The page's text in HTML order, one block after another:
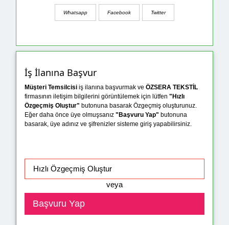
Whatsapp Facebook Twitter
İş İlanına Başvur
Müşteri Temsilcisi iş ilanına başvurmak ve ÖZSERA TEKSTİL
firmasının iletişim bilgilerini görüntülemek için lütfen "Hızlı
Özgeçmiş Oluştur" butonuna basarak Özgeçmiş oluşturunuz.
Eğer daha önce üye olmuşsanız "Başvuru Yap" butonuna
basarak, üye adınız ve şifrenizler sisteme giriş yapabilirsiniz.
veya